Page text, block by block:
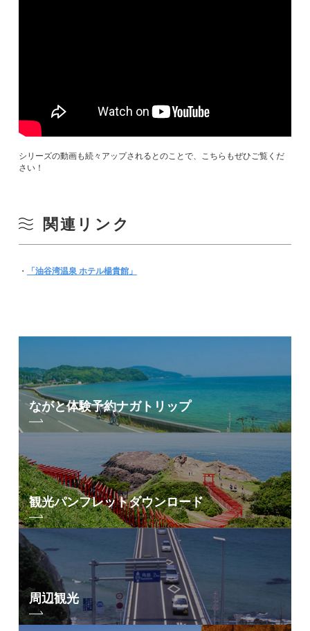
シリーズの動画も続々アップされるとのことで、こちらもぜひご覧くだ
さい！
関連リンク
・ 「油谷湾温泉 ホテル楊貴館」
ながと体験予約ナガトリップ
観光パンフレットダウンロード
周辺観光